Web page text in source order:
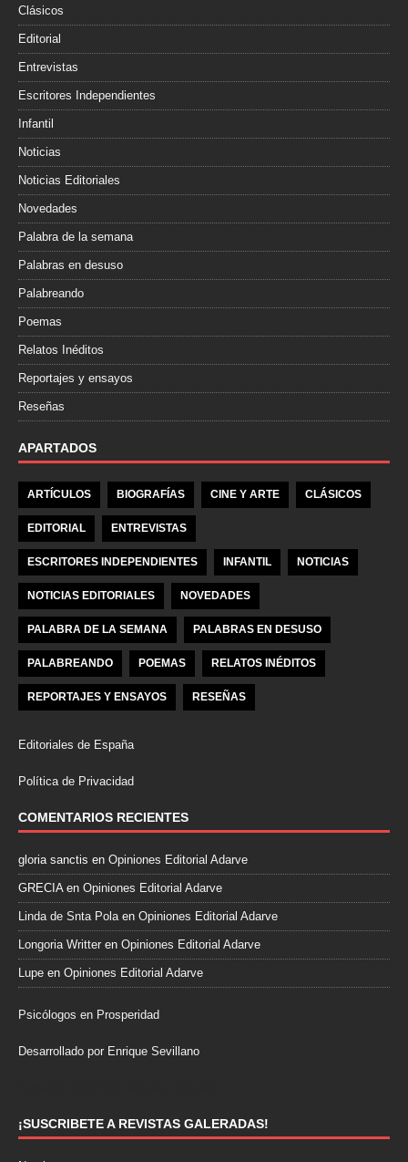
Clásicos
Editorial
Entrevistas
Escritores Independientes
Infantil
Noticias
Noticias Editoriales
Novedades
Palabra de la semana
Palabras en desuso
Palabreando
Poemas
Relatos Inéditos
Reportajes y ensayos
Reseñas
APARTADOS
ARTÍCULOS BIOGRAFÍAS CINE Y ARTE CLÁSICOS
EDITORIAL ENTREVISTAS
ESCRITORES INDEPENDIENTES INFANTIL NOTICIAS
NOTICIAS EDITORIALES NOVEDADES
PALABRA DE LA SEMANA PALABRAS EN DESUSO
PALABREANDO POEMAS RELATOS INÉDITOS
REPORTAJES Y ENSAYOS RESEÑAS
Editoriales de España
Política de Privacidad
COMENTARIOS RECIENTES
gloria sanctis en Opiniones Editorial Adarve
GRECIAen Opiniones Editorial Adarve
Linda de Snta Polaen Opiniones Editorial Adarve
Longoria Writter en Opiniones Editorial Adarve
Lupe en Opiniones Editorial Adarve
Psicólogos en Prosperidad
Desarrollado por Enrique Sevillano
¡SUSCRIBETE A REVISTAS GALERADAS!